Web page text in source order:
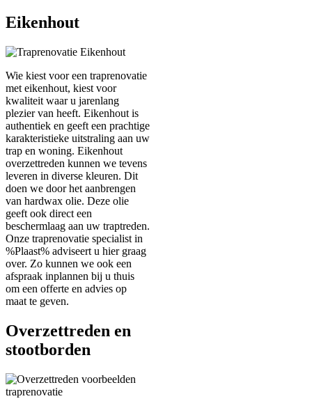
Eikenhout
Wie kiest voor een traprenovatie
met eikenhout, kiest voor
kwaliteit waar u jarenlang
plezier van heeft. Eikenhout is
authentiek en geeft een prachtige
karakteristieke uitstraling aan uw
trap en woning. Eikenhout
overzettreden kunnen we tevens
leveren in diverse kleuren. Dit
doen we door het aanbrengen
van hardwax olie. Deze olie
geeft ook direct een
beschermlaag aan uw traptreden.
Onze traprenovatie specialist in
%Plaast% adviseert u hier graag
over. Zo kunnen we ook een
afspraak inplannen bij u thuis
om een offerte en advies op
maat te geven.
Overzettreden en
stootborden